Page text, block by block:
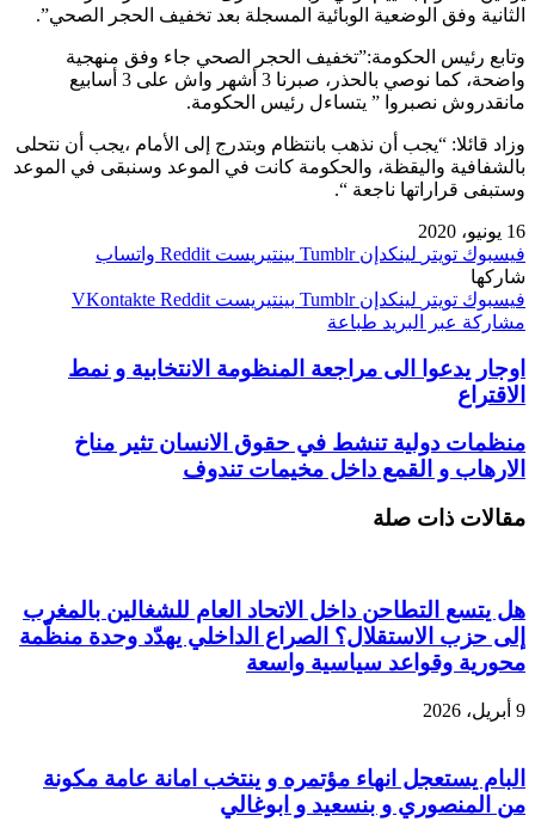
الثانية وفق الوضعية الوبائية المسجلة بعد تخفيف الحجر الصحي”.
وتابع رئيس الحكومة:”تخفيف الحجر الصحي جاء وفق منهجية
واضحة، كما نوصي بالحذر، صبرنا 3 أشهر واش على 3 أسابيع
مانقدروش نصبروا ” يتساءل رئيس الحكومة.
وزاد قائلا: “يجب أن نذهب بانتظام وبتدرج إلى الأمام ،يجب أن نتحلى
بالشفافية واليقظة، والحكومة كانت في الموعد وسنبقى في الموعد
وستبفى قراراتها ناجعة “.
16 يونيو، 2020
فيسبوك تويتر لينكدإن بينتيريست
واتساب
شاركها
فيسبوك تويتر لينكدإن بينتيريست
مشاركة عبر البريد طباعة
اوجار يدعوا الى مراجعة المنظومة الانتخابية و نمط
الاقتراع
منظمات دولية تنشط في حقوق الانسان تثير مناخ
الارهاب و القمع داخل مخيمات تندوف
مقالات ذات صلة
هل يتسع التطاحن داخل الاتحاد العام للشغالين بالمغرب
إلى حزب الاستقلال؟ الصراع الداخلي يهدّد وحدة منظّمة
محورية وقواعد سياسية واسعة
9 أبريل، 2026
البام يستعجل انهاء مؤتمره و ينتخب امانة عامة مكونة
من المنصوري و بنسعيد و ابوغالي